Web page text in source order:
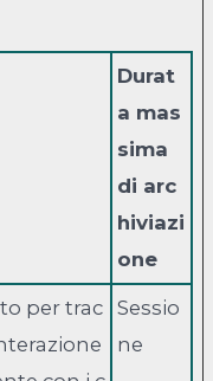
Durat
a mas
sima
di arc
hiviazi
one
per trac
Sessio
ne